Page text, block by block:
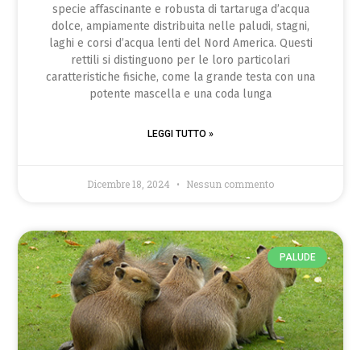
specie affascinante e robusta di tartaruga d’acqua
dolce, ampiamente distribuita nelle paludi, stagni,
laghi e corsi d’acqua lenti del Nord America. Questi
rettili si distinguono per le loro particolari
caratteristiche fisiche, come la grande testa con una
potente mascella e una coda lunga
LEGGI TUTTO »
Dicembre 18, 2024 Nessun commento
PALUDE